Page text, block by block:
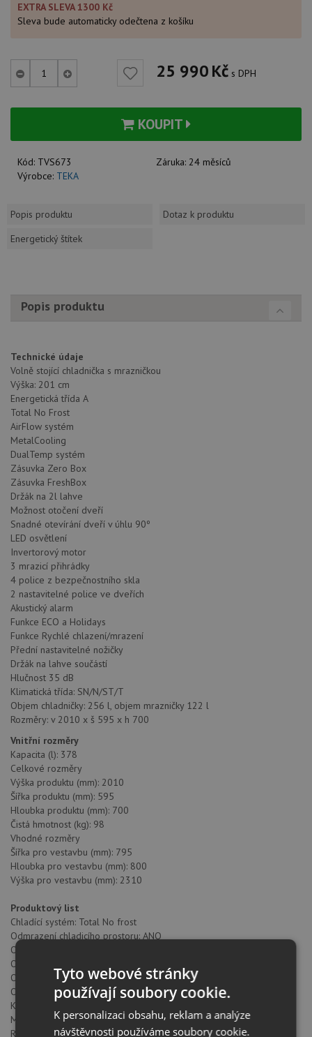
EXTRA SLEVA 1300 Kč
Sleva bude automaticky odečtena z košíku
25 990Kč s DPH
KOUPIT
Kód: TVS673 Záruka: 24 měsíců
Výrobce: TEKA
Popis produktu
Dotaz k produktu
Energetický štítek
Popis produktu
Technické údaje
Volně stojící chladnička s mrazničkou
Výška: 201 cm
Energetická třída A
Total No Frost
AirFlow systém
MetalCooling
DualTemp systém
Zásuvka Zero Box
Zásuvka FreshBox
Držák na 2l lahve
Možnost otočení dveří
Snadné otevírání dveří v úhlu 90º
LED osvětlení
Invertorový motor
3 mrazicí přihrádky
4 police z bezpečnostního skla
2 nastavitelné police ve dveřích
Akustický alarm
Funkce ECO a Holidays
Funkce Rychlé chlazení/mrazení
Přední nastavitelné nožičky
Držák na lahve součástí
Hlučnost 35 dB
Klimatická třída: SN/N/ST/T
Objem chladničky: 256 l, objem mrazničky 122 l
Rozměry: v 2010 x š 595 x h 700
Vnitřní rozměry
Kapacita (l): 378
Celkové rozměry
Výška produktu (mm): 2010
Šířka produktu (mm): 595
Hloubka produktu (mm): 700
Čistá hmotnost (kg): 98
Vhodné rozměry
Šířka pro vestavbu (mm): 795
Hloubka pro vestavbu (mm): 800
Výška pro vestavbu (mm): 2310
Produktový list
Chladící systém: Total No frost
Odmrazení chladicího prostoru: ANO
Odmrazení lednice: ANO
Odmrazení mrazáku: ANO
Objem chladicího prostoru (litry): 246
Objem mrazicího prostoru (litry): 122
Klasifikace mrazáku: 4
Mrazicí kapacita: 8.5
Roční spotřeba (kWh/rok): 113
Tyto webové stránky
používají soubory cookie.
K personalizaci obsahu, reklam a analýze
návštěvnosti používáme soubory cookie.